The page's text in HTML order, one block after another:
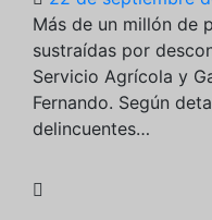
Más de un millón de
sustraídas por
Servicio Agrícola y
Fernando. Según
delincuentes…